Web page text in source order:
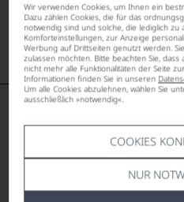
Wir verwenden Cookies, um Ihnen ein
Dazu zählen Cookies, die für das
notwendig sind und solche, die lediglich zu
Komforteinstellungen, zur Anzeige
Werbung auf Drittseiten genutzt werden.
zulassen möchten. Bitte beachten Sie,
nicht mehr alle Funktionalitäten der Seite
Informationen finden Sie in unseren
Um alle Cookies abzulehnen, wählen Sie
ausschließlich »notwendig«.
COOKIES
NUR
Château Phélan
auf Kultiviertheit
Jahrhundert vom
die Güter Clos de Garramey